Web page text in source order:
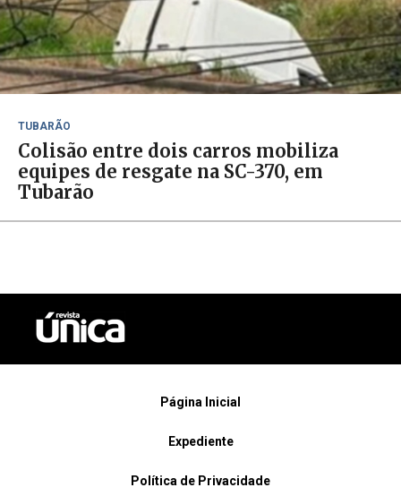
TUBARÃO
Colisão entre dois carros mobiliza
equipes de resgate na SC-370, em
Tubarão
Página Inicial
Expediente
Política de Privacidade